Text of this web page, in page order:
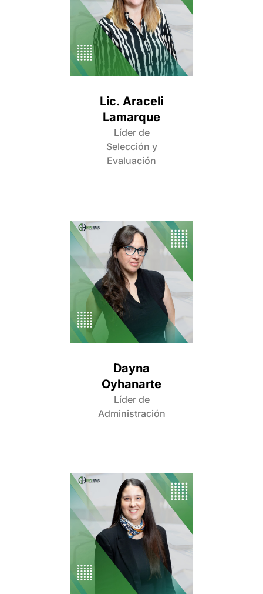
Lic. Araceli
Lamarque
Líder de
Selección y
Evaluación
Dayna
Oyhanarte
Líder de
Administración